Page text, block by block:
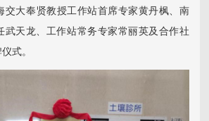
交大奉贤教授工作站首席专家黄丹枫、南
武天龙、工作站常务专家常丽英及合作社
式。